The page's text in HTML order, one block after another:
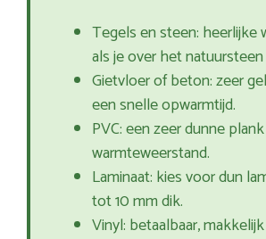
Tegels en steen: heerlijke
als je over het
Gietvloer of beton: zeer
een snelle opwarmtijd.
PVC: een zeer dunne
warmteweerstand.
Laminaat: kies voor dun
tot 10 mm dik.
Vinyl: betaalbaar,